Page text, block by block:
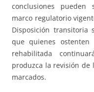
conclusiones pueden
marco regulatorio
Disposición transitoria
que quienes
rehabilitada
produzca la revisión de
marcados.